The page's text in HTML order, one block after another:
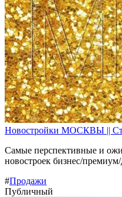
Новостройки МОСКВЫ ||
Самые перспективные и
новостроек бизнес/
#Продажи
Публичный